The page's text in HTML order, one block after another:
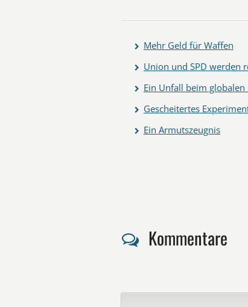
Mehr Geld für Waffen
Union und SPD werden
Ein Unfall beim globalen
Gescheitertes
Ein Armutszeugnis
Kommentare